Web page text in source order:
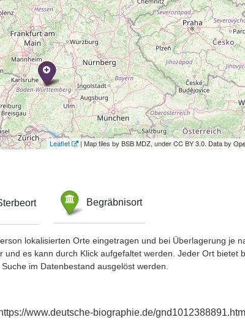
Leaflet | Map tiles by BSB MDZ, under CC BY 3.0. Data by
Begräbnisort
lokalisierten Orte eingetragen und bei Überlagerung je
es kann durch Klick aufgefaltet werden. Jeder Ort bietet
im Datenbestand ausgelöst werden.
www.deutsche-biographie.de/